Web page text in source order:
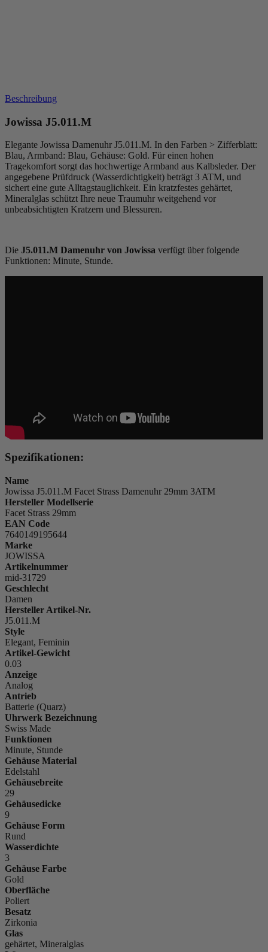
Beschreibung
Jowissa J5.011.M
Elegante Jowissa Damenuhr J5.011.M. In den Farben > Zifferblatt:
Blau, Armband: Blau, Gehäuse: Gold. Für einen hohen
Tragekomfort sorgt das hochwertige Armband aus Kalbsleder. Der
angegebene Prüfdruck (Wasserdichtigkeit) beträgt 3 ATM, und
sichert eine gute Alltagstauglichkeit. Ein kratzfestes gehärtet,
Mineralglas schützt Ihre neue Traumuhr weitgehend vor
unbeabsichtigten Kratzern und Blessuren.
Die J5.011.M Damenuhr von Jowissa verfügt über folgende
Funktionen: Minute, Stunde.
Spezifikationen:
Name
Jowissa J5.011.M Facet Strass Damenuhr 29mm 3ATM
Hersteller Modellserie
Facet Strass 29mm
EAN Code
7640149195644
Marke
JOWISSA
Artikelnummer
mid-31729
Geschlecht
Damen
Hersteller Artikel-Nr.
J5.011.M
Style
Elegant, Feminin
Artikel-Gewicht
0.03
Anzeige
Analog
Antrieb
Batterie (Quarz)
Uhrwerk Bezeichnung
Swiss Made
Funktionen
Minute, Stunde
Gehäuse Material
Edelstahl
Gehäusebreite
29
Gehäusedicke
9
Gehäuse Form
Rund
Wasserdichte
3
Gehäuse Farbe
Gold
Oberfläche
Poliert
Besatz
Zirkonia
Glas
gehärtet, Mineralglas